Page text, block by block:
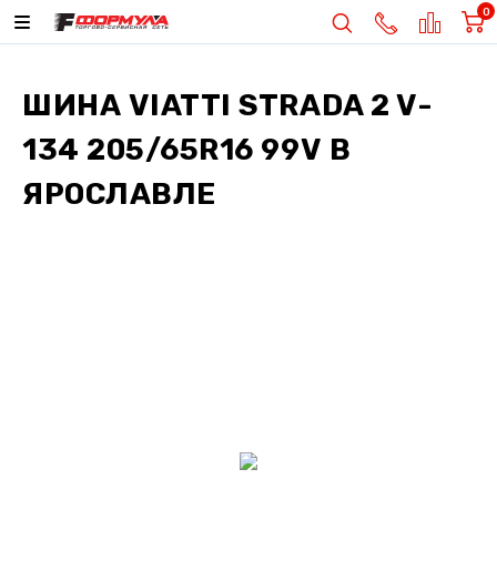
0
ШИНА VIATTI STRADA 2 V-
134 205/65R16 99V В
ЯРОСЛАВЛЕ